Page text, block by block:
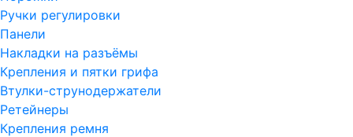
Ручки регулировки
Панели
Накладки на разъёмы
Крепления и пятки грифа
Втулки-струнодержатели
Ретейнеры
Крепления ремня